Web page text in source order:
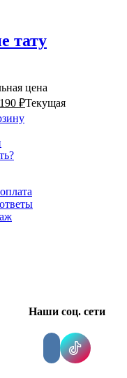
тату
цена
190 ₽Текущая
Наши соц. сети